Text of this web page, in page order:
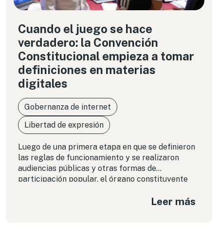
Cuando el juego se hace
verdadero: la Convención
Constitucional empieza a tomar
definiciones en materias
digitales
Gobernanza de internet
Libertad de expresión
Luego de una primera etapa en que se definieron
las reglas de funcionamiento y se realizaron
audiencias públicas y otras formas de
participación popular, el órgano constituyente
de normas. Te contamos los avances y materias
Leer más